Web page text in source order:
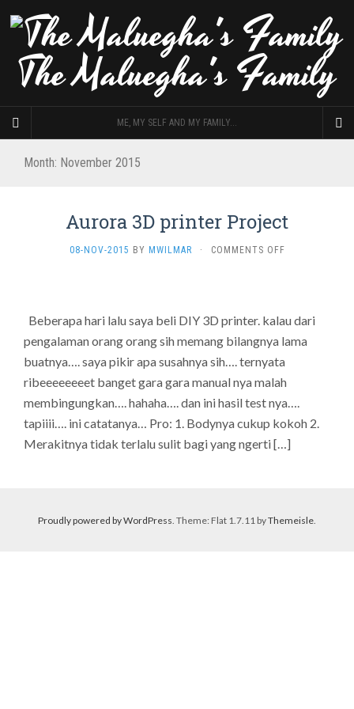
The Maluegha's Family
ME, MY SELF AND MY FAMILY...
Month: November 2015
Aurora 3D printer Project
08-NOV-2015 BY MWILMAR · COMMENTS OFFON
Beberapa hari lalu saya beli DIY 3D printer. kalau dari
pengalaman orang orang sih memang bilangnya lama
buatnya…. saya pikir apa susahnya sih…. ternyata
ribeeeeeeeet banget gara gara manual nya malah
membingungkan…. hahaha…. dan ini hasil test nya….
tapiiii…. ini catatanya… Pro: 1. Bodynya cukup kokoh 2.
Merakitnya tidak terlalu sulit bagi yang ngerti […]
Proudly powered by WordPress. Theme: Flat 1.7.11 byThemeisle.